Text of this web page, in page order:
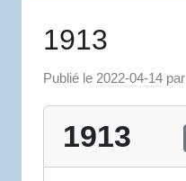
1913
Publié le 2022-04-14 par
1913